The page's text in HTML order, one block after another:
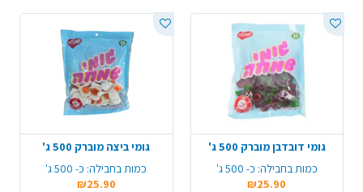
גומי דובדבן מוברק 500 ג'
כמות בחבילה: כ- 500 ג'
₪25.90
גומי ביצה מוברק 500 ג'
כמות בחבילה: כ- 500 ג'
₪25.90